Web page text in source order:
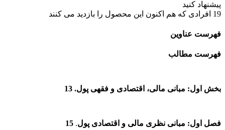
پیشنهاد کنید
19 افرادی که هم اکنون این محصول را بازدید می کنند
فهرست عناوین
فهرست مطالب
بخش اول: مبانی مالی، اقتصادی و فقهی پول. 13
فصل اول: مبانی نظری مالی و اقتصادی پول.
15